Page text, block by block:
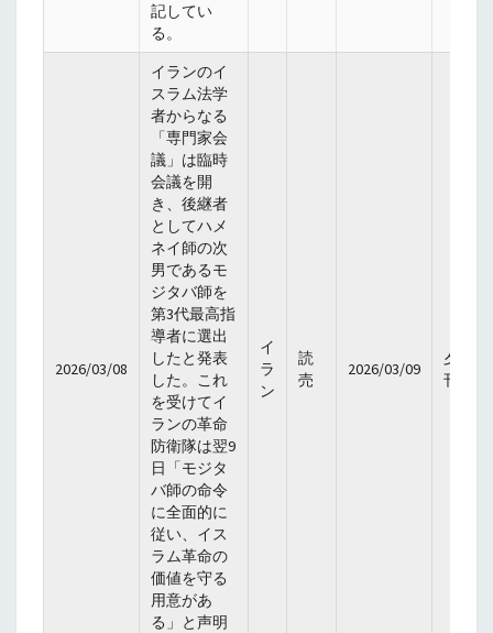
記してい
る。
2026/03/08
イランのイ
スラム法学
者からなる
「専門家会
議」は臨時
会議を開
き、後継者
としてハメ
ネイ師の次
男であるモ
ジタバ師を
第3代最高指
導者に選出
したと発表
した。これ
を受けてイ
ランの革命
防衛隊は翌9
日「モジタ
バ師の命令
に全面的に
従い、イス
ラム革命の
価値を守る
用意があ
る」と声明
イ
ラ
ン
読
売
2026/03/09
夕
刊